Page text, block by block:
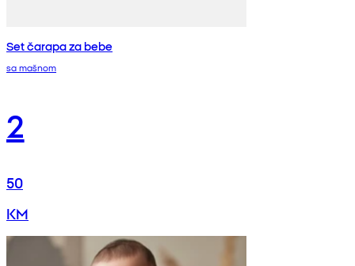
Set čarapa za bebe
sa mašnom
2
50
KM